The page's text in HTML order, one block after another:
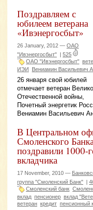
Поздравляем с
юбилеем ветерана
«Ивэнергосбыт»
26 January, 2012 — ОАО
"Ивэнергосбыт" | 525
ОАО "Ивэнергосбыт"
ИЭИ
Вениамин Васильевич
26 января свой юбилей
отмечает ветеран
Отечественной войны,
Почетный энергетик
Вениамин Васильевич
В Центральном
Смоленского
поздравили 1000-
вкладчика
17 November, 2010 —
группа "Смоленский Банк" |
Смоленский банк
вклад пенсионер вклад
ветеран кредит пенсионный